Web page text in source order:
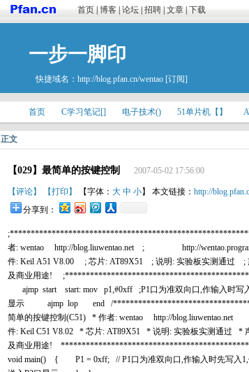
首页 博客 论坛 招聘 文章 下载
一步一脚印
快捷域名： http://blog.pfan.cn/wentao [订阅]
首页 C学习笔记[] 电子技术() 51单片机【】
正文
【029】最简单的按键控制 2007-05-02 17:56:00
【评论】 【打印】 【字体： 大 中 小】 本文链接： http://
分享到：
者: wentao http://blog.liuwentao.net ; http://
件: Keil A51 V8.00 ; 芯片: AT89X51 ; 说明: 实验板实测通过 ;
及商业用途!
ajmp start start: mov p1,#0xff ;P1口为准双向口,作输入时
显示 ajmp lop end /
简单的按键控制(C51) * 作者: wentao http://
件: Keil C51 V8.02 * 芯片: AT89X51 * 说明: 实验板实测通过 *
及商业用途!
void main() { P1 = 0xff; // P1口为准双向口,作输入时先